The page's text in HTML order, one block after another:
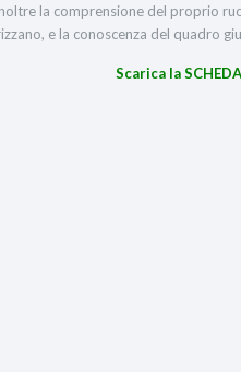
la comprensione del proprio
e la conoscenza del quadro
Scarica la